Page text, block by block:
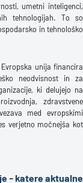
umetni inteligenci,
tehnologijah. To so
in tehnološko
unija financira
neodvisnost in za
ki delujejo na
zdravstvene
med evropskimi
verjetno močnejša kot
- katere aktualne